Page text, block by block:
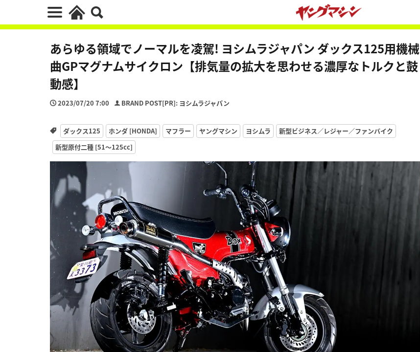
あらゆる領域でノーマルを凌駕! ヨシムラジャパン ダックス125用機械
曲GPマグナムサイクロン【排気量の拡大を思わせる濃厚なトルクと鼓
動感】
2023/07/20 7:00 BRAND POST[PR]: ヨシムラジャパン
ダックス125 ホンダ [HONDA] マフラー ヤングマシン ヨシムラ
新型ビジネス／レジャー／ファンバイク
新型原付二種 [51〜125cc]